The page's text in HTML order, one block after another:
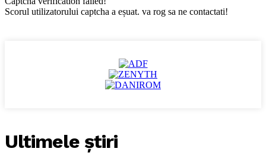
Scorul utilizatorului captcha a eșuat. va rog sa ne contactati!
Ultimele ştiri